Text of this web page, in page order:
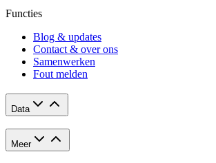
Functies
Blog & updates
Contact & over ons
Samenwerken
Fout melden
Data
Meer